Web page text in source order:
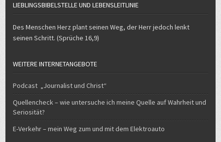
LIEBLINGSBIBELSTELLE UND LEBENSLEITLINIE
Des Menschen Herz plant seinen Weg, der Herr jedoch lenkt
seinen Schritt. (Sprüche 16,9)
WEITERE INTERNETANGEBOTE
Podcast „Journalist und Christ“
Quellencheck – wie untersuche ich meine Quelle auf Wahrheit und
Seriosität?
E-Verkehr – mein Weg zum und mit dem Elektroauto